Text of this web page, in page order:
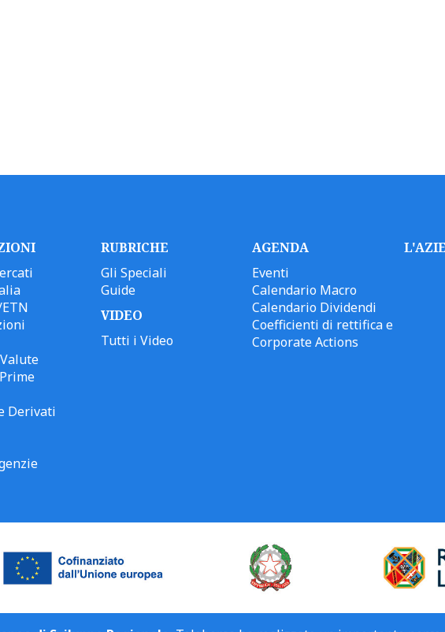
Derivati
RUBRICHE
Gli Speciali
Guide
VIDEO
Tutti i Video
AGENDA
Eventi
Calendario Macro
Calendario Dividendi
Coefficienti di rettifica e
Corporate Actions